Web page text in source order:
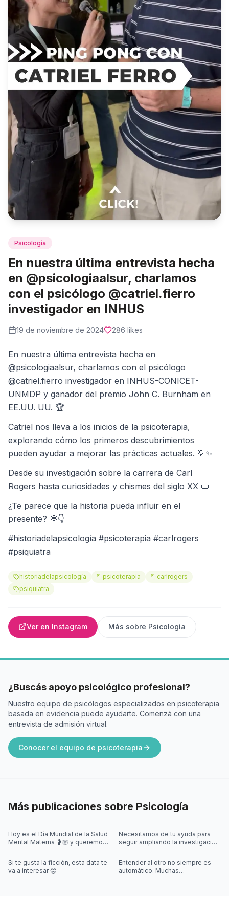
Psicología
En nuestra última entrevista hecha
en @psicologiaalsur, charlamos
con el psicólogo @catriel.fierro
investigador en INHUS
19 de noviembre de 2024 286 likes
En nuestra última entrevista hecha en
@psicologiaalsur, charlamos con el psicólogo
@catriel.fierro investigador en INHUS-CONICET-
UNMDP y ganador del premio John C. Burnham en
EE.UU. UU. 🏆
Catriel nos lleva a los inicios de la psicoterapia,
explorando cómo los primeros descubrimientos
pueden ayudar a mejorar las prácticas actuales. 💡✨
Desde su investigación sobre la carrera de Carl
Rogers hasta curiosidades y chismes del siglo XX 📜
¿Te parece que la historia pueda influir en el
presente? 💭👇
#historiadelapsicología #psicoterapia #carlrogers
#psiquiatra
historiadelapsicología psicoterapia
carlrogers
psiquiatra
Ver en Instagram Más sobre Psicología
¿Buscás apoyo psicológico profesional?
Nuestro equipo de psicólogos especializados en psicoterapia
basada en evidencia puede ayudarte. Comenzá con una
entrevista de admisión virtual.
Conocer el equipo de psicoterapia
Más publicaciones sobre Psicología
Hoy es el Día Mundial de la Salud
Mental Materna 🤰🏼 y queremos
también pueden aparecer
Necesitamos de tu ayuda para
seguir ampliando la investigación
Si te gusta la ficción, esta data te
va a interesar 🤓
Entender al otro no siempre es
automático. Muchas